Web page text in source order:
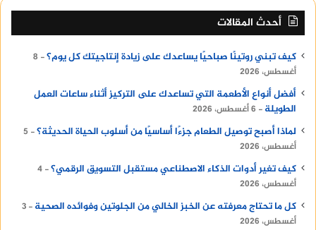
أحدث المقالات
كيف تبني روتينًا صباحيًا يساعدك على زيادة إنتاجيتك كل يوم؟
8
أغسطس، 2026
أفضل أنواع الأطعمة التي تساعدك على التركيز أثناء ساعات العمل
الطويلة
6 أغسطس، 2026
لماذا أصبح توصيل الطعام جزءًا أساسيًا من أسلوب الحياة الحديثة؟
5
أغسطس، 2026
كيف تغير أدوات الذكاء الاصطناعي مستقبل التسويق الرقمي؟ 4
أغسطس، 2026
كل ما تحتاج معرفته عن الخبز الخالي من الجلوتين وفوائده الصحية
3
أغسطس، 2026